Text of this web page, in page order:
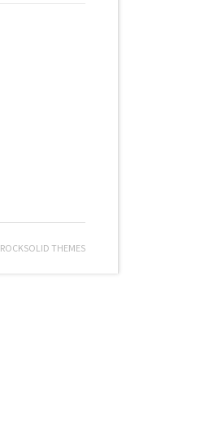
ROCKSOLID THEMES